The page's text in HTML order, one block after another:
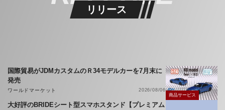
リリース
国際貿易がJDMカスタムのＲ34モデルカーを7月末に
発売
ワールドマーケット
2026/08/06
商品サービス
大好評のBRIDEシート型スマホスタンド【プレミアム